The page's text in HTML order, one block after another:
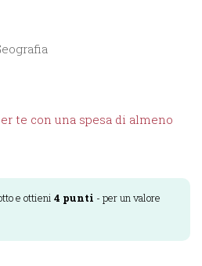
te con una spesa di almeno
e ottieni 4 punti - per un valore